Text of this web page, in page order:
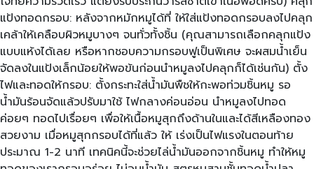
แป้งทอดกรอบ: หลังจากหมักหมูได้ที่ ให้ใส่แป้งทอดกรอบลงไปคลุก
เคล้าให้เคลือบผิวหมูบางๆ จนทั่วทั้งชิ้น (คุณสามารถเลือกคลุกแป้ง
แบบแห้งได้เลย หรือหากชอบความกรอบฟูเป็นพิเศษ จะผสมน้ำเย็น
จัดลงในแป้งเล็กน้อยให้พอข้นก่อนนำหมูลงไปคลุกก็ได้เช่นกัน) ตั้ง
ไฟและทอดให้กรอบ: ตั้งกระทะใส่น้ำมันพืชให้กะพอท่วมชิ้นหมู รอ
น้ำมันร้อนจัดแล้วปรับมาใช้ ไฟกลางค่อนอ่อน นำหมูลงไปทอด
ค่อยๆ ทอดไปเรื่อยๆ เพื่อให้เนื้อหมูสุกถึงด้านในและได้สีเหลืองทอง
สวยงาม เมื่อหมูสุกกรอบได้ที่แล้ว ให้ เร่งเป็นไฟแรงในตอนท้าย
ประมาณ 1-2 นาที เทคนิคนี้จะช่วยไล่น้ำมันออกจากชิ้นหมู ทำให้หมู